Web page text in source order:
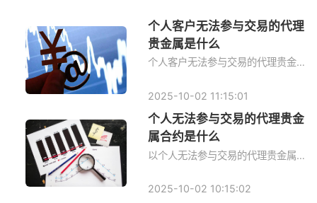
个人客户无法参与交易的代理
贵金属是什么
个人客户无法参与交易的代理贵金属是什么？
2025-10-02 11:15:01
个人无法参与交易的代理贵金
属合约是什么
以个人无法参与交易的代理贵金属合约
2025-10-02 10:15:02